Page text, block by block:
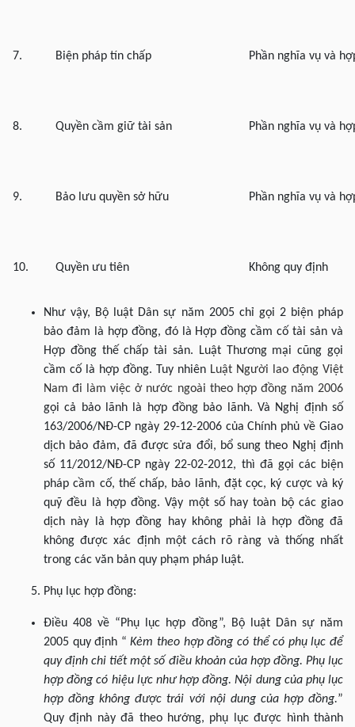
7. Biện pháp tín chấp Phần nghĩa vụ và
8. Quyền cầm giữ tài sản Phần nghĩa vụ và
9. Bảo lưu quyền sở hữu Phần nghĩa vụ và
10. Quyền ưu tiên Không quy định
Như vậy, Bộ luật Dân sự năm 2005 chỉ gọi 2 biện pháp
bảo đảm là hợp đồng, đó là Hợp đồng cầm cố tài sản và
Hợp đồng thế chấp tài sản. Luật Thương mại cũng gọi
cầm cố là hợp đồng. Tuy nhiên Luật Người lao động Việt
Nam đi làm việc ở nước ngoài theo hợp đồng năm 2006
gọi cả bảo lãnh là hợp đồng bảo lãnh. Và Nghị định số
163/2006/NĐ-CP ngày 29-12-2006 của Chính phủ về Giao
dịch bảo đảm, đã được sửa đổi, bổ sung theo Nghị định
số 11/2012/NĐ-CP ngày 22-02-2012, thì đã gọi các biện
pháp cầm cố, thế chấp, bảo lãnh, đặt cọc, ký cược và ký
quỹ đều là hợp đồng. Vậy một số hay toàn bộ các giao
dịch này là hợp đồng hay không phải là hợp đồng đã
không được xác định một cách rõ ràng và thống nhất
trong các văn bản quy phạm pháp luật.
Phụ lục hợp đồng:
Điều 408 về “Phụ lục hợp đồng”, Bộ luật Dân sự năm
2005 quy định “ Kèm theo hợp đồng có thể có phụ lục để
quy định chi tiết một số điều khoản của hợp đồng. Phụ lục
hợp đồng có hiệu lực như hợp đồng. Nội dung của phụ lục
hợp đồng không được trái với nội dung của hợp đồng.”
Quy định này đã theo hướng, phụ lục được hình thành